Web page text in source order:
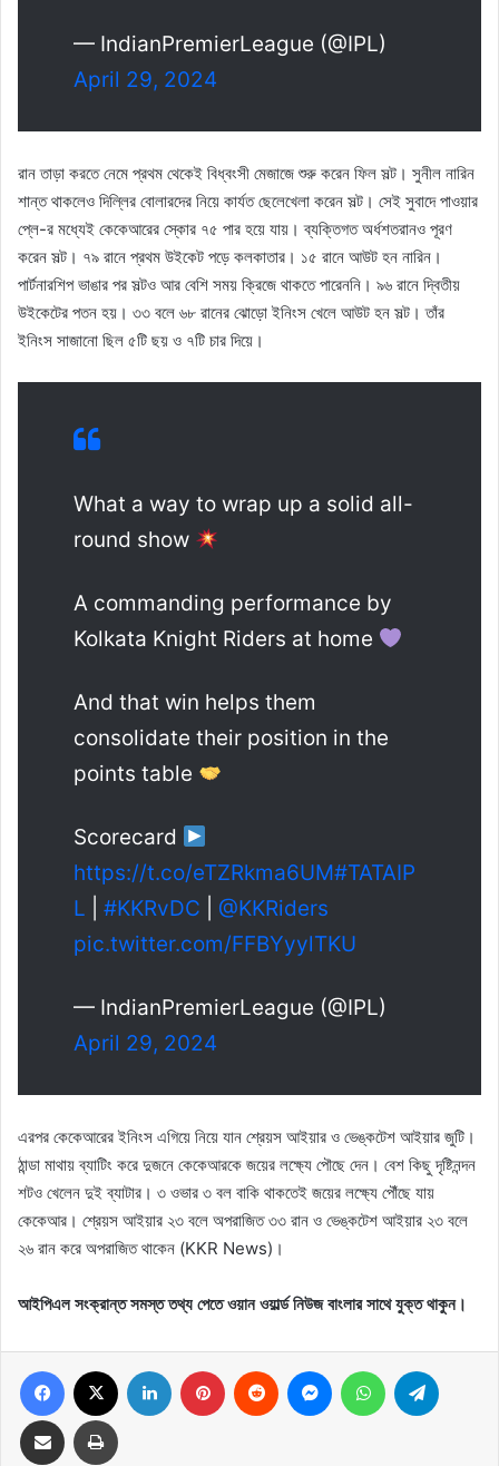
— IndianPremierLeague (@IPL)
April 29, 2024
রান তাড়া করতে নেমে প্রথম থেকেই বিধ্বংসী মেজাজে শুরু করেন ফিল সল্ট। সুনীল নারিন
শান্ত থাকলেও দিল্লির বোলারদের নিয়ে কার্যত ছেলেখেলা করেন সল্ট। সেই সুবাদে পাওয়ার
প্লে-র মধ্যেই কেকেআরের স্কোর ৭৫ পার হয়ে যায়। ব্যক্তিগত অর্ধশতরানও পূরণ
করেন সল্ট। ৭৯ রানে প্রথম উইকেট পড়ে কলকাতার। ১৫ রানে আউট হন নারিন।
পার্টনারশিপ ভাঙার পর সল্টও আর বেশি সময় ক্রিজে থাকতে পারেননি। ৯৬ রানে দ্বিতীয়
উইকেটের পতন হয়। ৩৩ বলে ৬৮ রানের ঝোড়ো ইনিংস খেলে আউট হন সল্ট। তাঁর
ইনিংস সাজানো ছিল ৫টি ছয় ও ৭টি চার দিয়ে।
What a way to wrap up a solid all-
round show
A commanding performance by
Kolkata Knight Riders at home
And that win helps them
consolidate their position in the
points table
Scorecard
https://t.co/eTZRkma6UM#TATAIP
L
#KKRvDC
@KKRiders
pic.twitter.com/FFBYyylTKU
— IndianPremierLeague (@IPL)
April 29, 2024
এরপর কেকেআরের ইনিংস এগিয়ে নিয়ে যান শ্রেয়স আইয়ার ও ভেঙ্কটেশ আইয়ার জুটি।
ঠান্ডা মাথায় ব্যাটিং করে দুজনে কেকেআরকে জয়ের লক্ষ্যে পৌছে দেন। বেশ কিছু দৃষ্টিনন্দন
শটও খেলেন দুই ব্যাটার। ৩ ওভার ৩ বল বাকি থাকতেই জয়ের লক্ষ্যে পৌঁছে যায়
কেকেআর। শ্রেয়স আইয়ার ২৩ বলে অপরাজিত ৩৩ রান ও ভেঙ্কটেশ আইয়ার ২৩ বলে
২৬ রান করে অপরাজিত থাকেন (KKR News)।
আইপিএল সংক্রান্ত সমস্ত তথ্য পেতে ওয়ান ওয়ার্ল্ড নিউজ বাংলার সাথে যুক্ত থাকুন।